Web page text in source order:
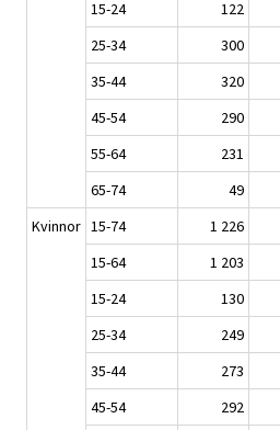
15-24
122
25-34
300
35-44
320
45-54
290
55-64
231
65-74
49
Kvinnor 15-74 1 226
15-64
1 203
15-24
130
25-34
249
35-44
273
45-54
292